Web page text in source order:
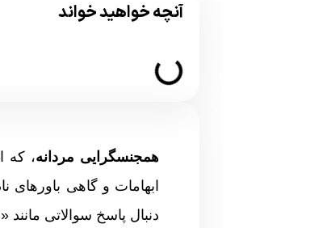
آنچه خواهید خواند
همجنسگرایی مردانه، که
ابهامات و گاهی
دنبال پاسخ سوالاتی